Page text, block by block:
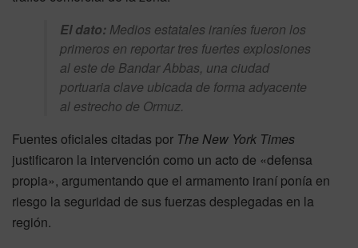
El dato: Medios estatales iraníes fueron los
primeros en reportar tres fuertes explosiones
al este de Bandar Abbas, una ciudad
portuaria clave ubicada de forma adyacente
al estrecho de Ormuz.
Fuentes oficiales citadas por The New York Times
justificaron la intervención como un acto de «defensa
propia», argumentando que el armamento iraní ponía en
riesgo la seguridad de sus fuerzas desplegadas en la
región.